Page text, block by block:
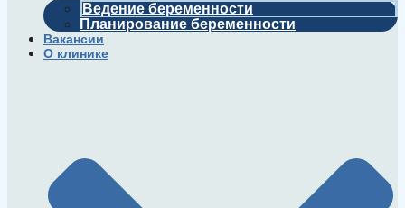
Ведение беременности
Планирование беременности
Вакансии
О клинике